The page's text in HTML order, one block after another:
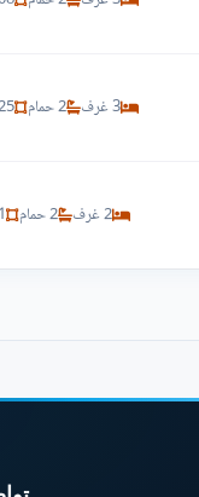
3 غرف 2 حمام m²
2 غرف 2 حمام